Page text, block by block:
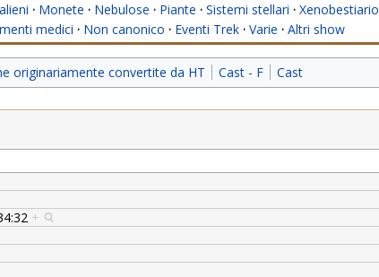
· Monete · Nebulose · Piante · Sistemi stellari · Xenobestiario
medici · Non canonico · Eventi Trek · Varie · Altri show
originariamente convertite da HT Cast - F Cast
+